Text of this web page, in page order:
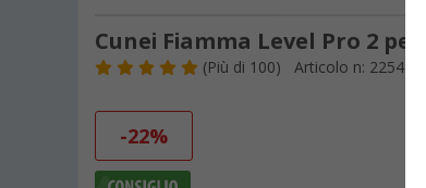
Cunei Fiamma Level Pro 2 pezzi
(Più di 100) Articolo n: 225410
-22%